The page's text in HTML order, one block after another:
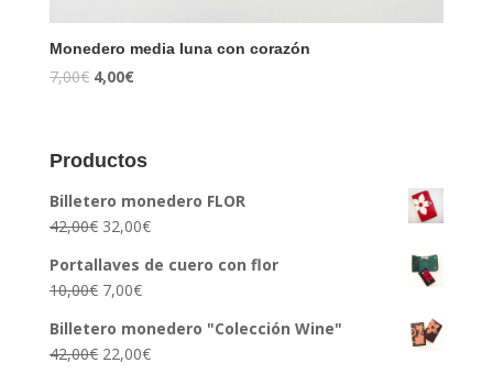
Monedero media luna con corazón
7,00€ 4,00€
Productos
Billetero monedero FLOR
42,00€ 32,00€
Portallaves de cuero con flor
10,00€ 7,00€
Billetero monedero "Colección Wine"
42,00€ 22,00€